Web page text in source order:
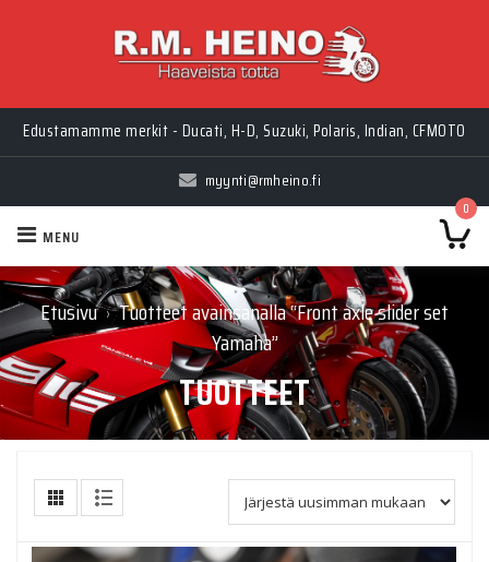
Edustamamme merkit - Ducati, H-D, Suzuki, Polaris, Indian, CFMOTO
myynti@rmheino.fi
0
MENU
Etusivu › Tuotteet avainsanalla “Front axle slider set
Yamaha”
TUOTTEET